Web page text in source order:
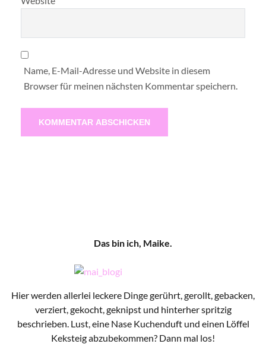
Name, E-Mail-Adresse und Website in diesem
Browser für meinen nächsten Kommentar speichern.
Das bin ich, Maike.
Hier werden allerlei leckere Dinge gerührt, gerollt, gebacken,
verziert, gekocht, geknipst und hinterher spritzig
beschrieben. Lust, eine Nase Kuchenduft und einen Löffel
Keksteig abzubekommen? Dann mal los!